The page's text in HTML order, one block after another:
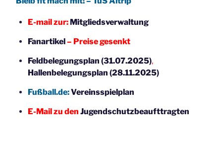
E-mail zur: Mitgliedsverwaltung
Fanartikel– Preise gesenkt
Feldbelegungsplan (31.07.2025),
Hallenbelegungsplan (28.11.2025)
Fußball.de:Vereinsspielplan
E-Mail zu den Jugendschutzbeaufttragten